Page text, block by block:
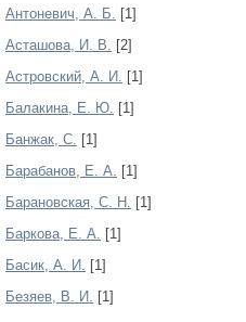
Антоневич, А. Б. [1]
Асташова, И. В. [2]
Астровский, А. И. [1]
Балакина, Е. Ю. [1]
Банжак, С. [1]
Барабанов, Е. А. [1]
Барановская, С. Н. [1]
Баркова, Е. А. [1]
Басик, А. И. [1]
Безяев, В. И. [1]